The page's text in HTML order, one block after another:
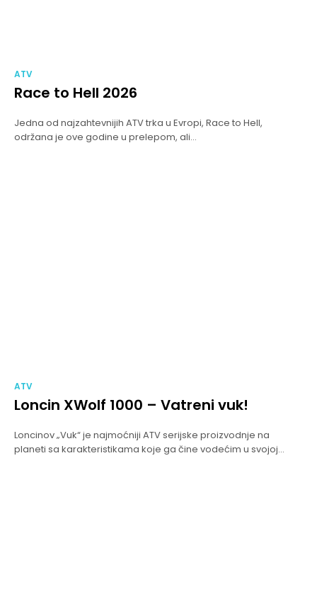
ATV
Race to Hell 2026
Jedna od najzahtevnijih ATV trka u Evropi, Race to Hell,
održana je ove godine u prelepom, ali...
ATV
Loncin XWolf 1000 – Vatreni vuk!
Loncinov „Vuk“ je najmoćniji ATV serijske proizvodnje na
planeti sa karakteristikama koje ga čine vodećim u svojoj...